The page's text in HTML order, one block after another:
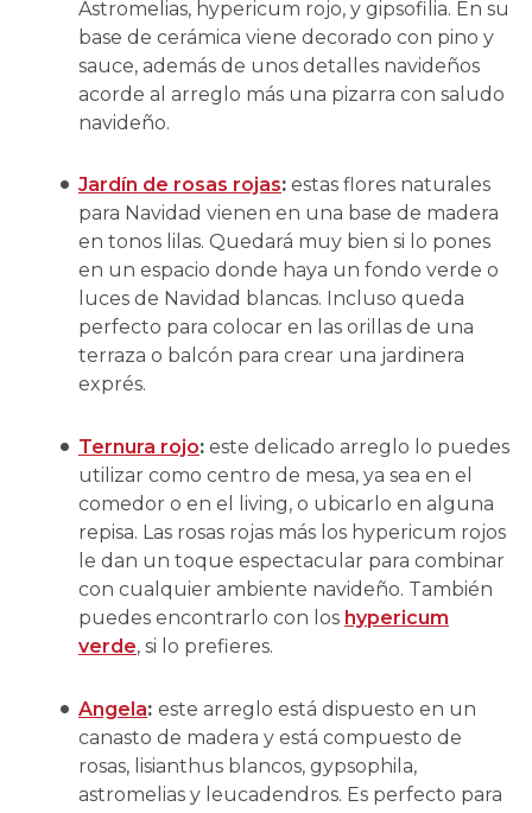
Astromelias, hypericum rojo, y gipsofilia. En su
base de cerámica viene decorado con pino y
sauce, además de unos detalles navideños
acorde al arreglo más una pizarra con saludo
navideño.
Jardín de rosas rojas: estas flores naturales
para Navidad vienen en una base de madera
en tonos lilas. Quedará muy bien si lo pones
en un espacio donde haya un fondo verde o
luces de Navidad blancas. Incluso queda
perfecto para colocar en las orillas de una
terraza o balcón para crear una jardinera
exprés.
Ternura rojo: este delicado arreglo lo puedes
utilizar como centro de mesa, ya sea en el
comedor o en el living, o ubicarlo en alguna
repisa. Las rosas rojas más los hypericum rojos
le dan un toque espectacular para combinar
con cualquier ambiente navideño. También
puedes encontrarlo con los hypericum
verde, si lo prefieres.
Angela: este arreglo está dispuesto en un
canasto de madera y está compuesto de
rosas, lisianthus blancos, gypsophila,
astromelias y leucadendros. Es perfecto para